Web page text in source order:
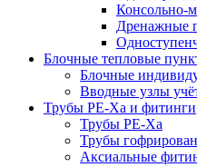
Консольно-
Дренажные
Блочные тепловые
Блочные
Вводные узлы
Трубы РЕ-Ха и фитинги
Трубы РЕ-Ха
Трубы
Аксиальные